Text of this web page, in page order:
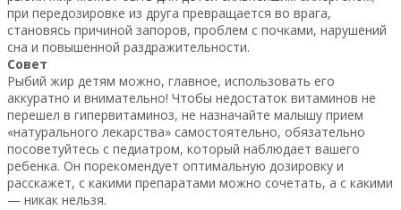
при передозировке из друга превращается во врага,
становясь причиной запоров, проблем с почками, нарушений
сна и повышенной раздражительности.
Совет
Рыбий жир детям можно, главное, использовать его
аккуратно и внимательно! Чтобы недостаток витаминов не
перешел в гипервитаминоз, не назначайте малышу прием
«натурального лекарства» самостоятельно, обязательно
посоветуйтесь с педиатром, который наблюдает вашего
ребенка. Он порекомендует оптимальную дозировку и
расскажет, с какими препаратами можно сочетать, а с какими
— никак нельзя.